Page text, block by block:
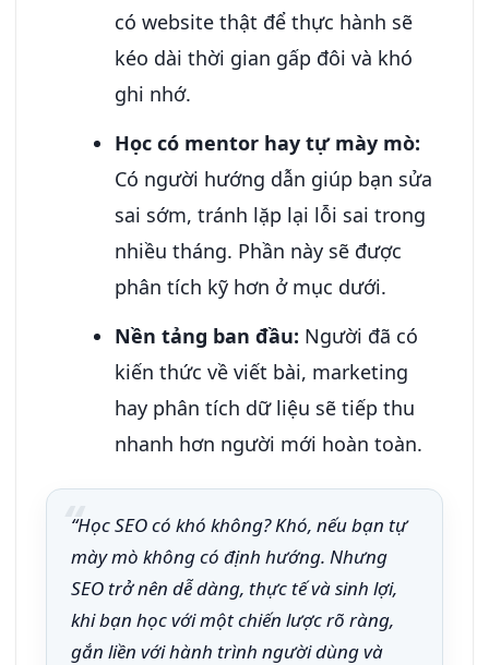
có website thật để thực hành sẽ
kéo dài thời gian gấp đôi và khó
ghi nhớ.
Học có mentor hay tự mày mò:
Có người hướng dẫn giúp bạn sửa
sai sớm, tránh lặp lại lỗi sai trong
nhiều tháng. Phần này sẽ được
phân tích kỹ hơn ở mục dưới.
Nền tảng ban đầu: Người đã có
kiến thức về viết bài, marketing
hay phân tích dữ liệu sẽ tiếp thu
nhanh hơn người mới hoàn toàn.
“Học SEO có khó không? Khó, nếu bạn tự
mày mò không có định hướng. Nhưng
SEO trở nên dễ dàng, thực tế và sinh lợi,
khi bạn học với một chiến lược rõ ràng,
gắn liền với hành trình người dùng và